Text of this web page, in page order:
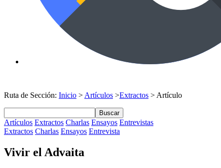
Ruta de Sección: Inicio > Artículos >Extractos > Artículo
Buscar
Artículos Extractos Charlas Ensayos Entrevistas
Extractos Charlas Ensayos Entrevista
Vivir el Advaita